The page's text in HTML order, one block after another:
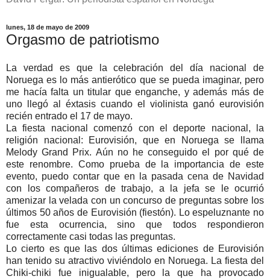
lunes, 18 de mayo de 2009
Orgasmo de patriotismo
La verdad es que la celebración del día nacional de
Noruega es lo más antierótico que se pueda imaginar, pero
me hacía falta un titular que enganche, y además más de
uno llegó al éxtasis cuando el violinista ganó eurovisión
recién entrado el 17 de mayo.
La fiesta nacional comenzó con el deporte nacional, la
religión nacional: Eurovisión, que en Noruega se llama
Melody Grand Prix. Aún no he conseguido el por qué de
este renombre. Como prueba de la importancia de este
evento, puedo contar que en la pasada cena de Navidad
con los compañeros de trabajo, a la jefa se le ocurrió
amenizar la velada con un concurso de preguntas sobre los
últimos 50 años de Eurovisión (fiestón). Lo espeluznante no
fue esta ocurrencia, sino que todos respondieron
correctamente casi todas las preguntas.
Lo cierto es que las dos últimas ediciones de Eurovisión
han tenido su atractivo viviéndolo en Noruega. La fiesta del
Chiki-chiki fue inigualable, pero la que ha provocado